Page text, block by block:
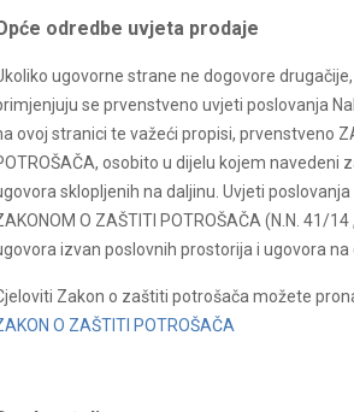
odredbe uvjeta prodaje
ugovorne strane ne dogovore
se prvenstveno uvjeti poslovanja
ovoj stranici te važeći propisi, prvenstveno
osobito u dijelu kojem navedeni
sklopljenih na daljinu. Uvjeti
O ZAŠTITI POTROŠAČA (N.N. 41/14
izvan poslovnih prostorija i ugovora na
Zakon o zaštiti potrošača možete
O ZAŠTITI POTROŠAČA